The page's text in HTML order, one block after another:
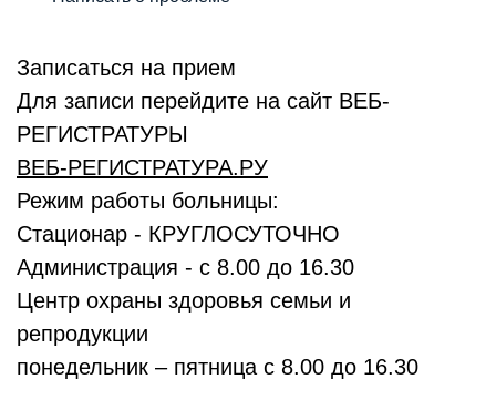
Записаться на прием
Для записи перейдите на сайт ВЕБ-
РЕГИСТРАТУРЫ
ВЕБ-РЕГИСТРАТУРА.РУ
Режим работы больницы:
Стационар - КРУГЛОСУТОЧНО
Администрация - с 8.00 до 16.30
Центр охраны здоровья семьи и
репродукции
понедельник – пятница с 8.00 до 16.30